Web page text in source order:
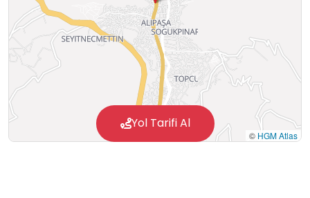
© HGM Atlas
Yol Tarifi Al